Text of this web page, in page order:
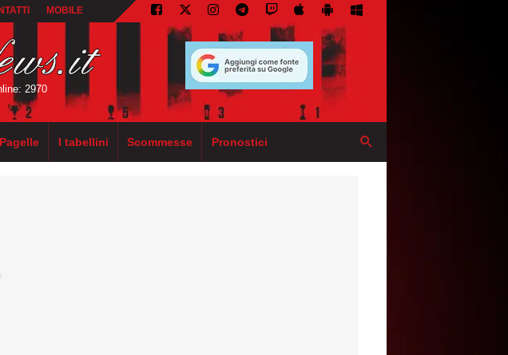
MOBILE
2970
Pagelle I tabellini Scommesse Pronostici